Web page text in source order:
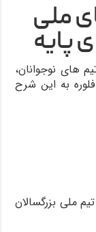
ملی
پایه
های نوجوانان،
به این شرح
ملی بزرگسالان